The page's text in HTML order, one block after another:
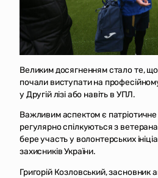
Великим досягненням стало те,
почали виступати на
у Другій лізі або навіть в УПЛ.
Важливим аспектом є патріотичне
регулярно спілкуються з
бере участь у волонтерських
захисників України.
Григорій Козловський, засновник